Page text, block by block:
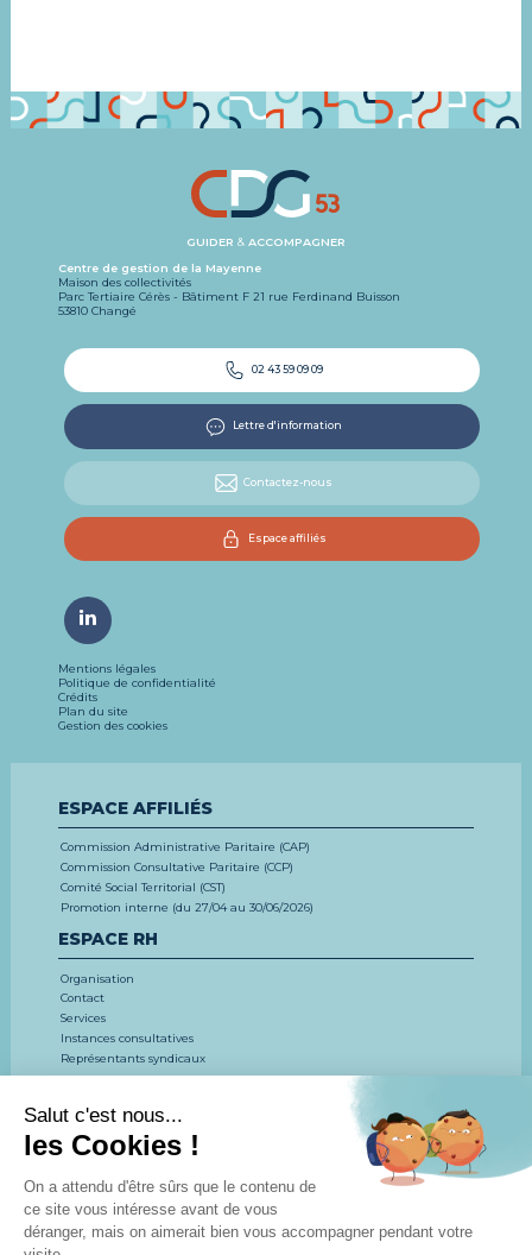
GUIDER & ACCOMPAGNER
Centre de gestion de la Mayenne
Maison des collectivités
Parc Tertiaire Cérès - Bâtiment F 21 rue Ferdinand Buisson
53810 Changé
02 43 59 09 09
Lettre d'information
Contactez-nous
Espace affiliés
Mentions légales
Politique de confidentialité
Crédits
Plan du site
Gestion des cookies
ESPACE AFFILIÉS
Commission Administrative Paritaire (CAP)
Commission Consultative Paritaire (CCP)
Comité Social Territorial (CST)
Promotion interne (du 27/04 au 30/06/2026)
ESPACE RH
Organisation
Contact
Services
Instances consultatives
Représentants syndicaux
CONCOURS ET EXAMENS
FORMATION
ESPACE DOCUMENTAIRE